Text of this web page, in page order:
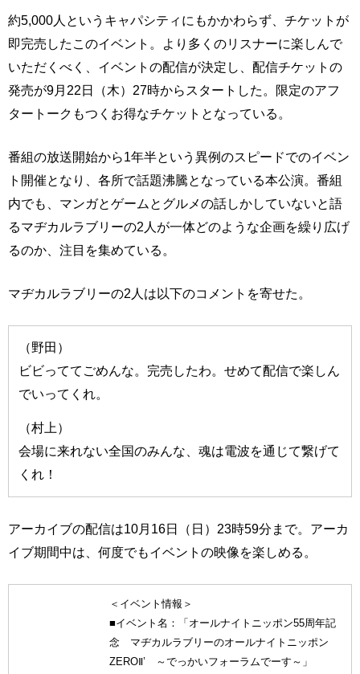
約5,000人というキャパシティにもかかわらず、チケットが
即完売したこのイベント。より多くのリスナーに楽しんで
いただくべく、イベントの配信が決定し、配信チケットの
発売が9月22日（木）27時からスタートした。限定のアフ
タートークもつくお得なチケットとなっている。
番組の放送開始から1年半という異例のスピードでのイベン
ト開催となり、各所で話題沸騰となっている本公演。番組
内でも、マンガとゲームとグルメの話しかしていないと語
るマヂカルラブリーの2人が一体どのような企画を繰り広げ
るのか、注目を集めている。
マヂカルラブリーの2人は以下のコメントを寄せた。
（野田）
ビビっててごめんな。完売したわ。せめて配信で楽しん
でいってくれ。
（村上）
会場に来れない全国のみんな、魂は電波を通じて繋げて
くれ！
アーカイブの配信は10月16日（日）23時59分まで。アーカ
イブ期間中は、何度でもイベントの映像を楽しめる。
＜イベント情報＞
■イベント名：「オールナイトニッポン55周年記
念 マヂカルラブリーのオールナイトニッポン
ZEROⅡ’ ～でっかいフォーラムでーす～」